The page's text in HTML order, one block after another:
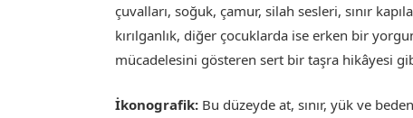
çuvalları, soğuk, çamur, silah sesleri, sınır
kırılganlık, diğer çocuklarda ise erken bir
mücadelesini gösteren sert bir taşra hikâyesi
İkonografik: Bu düzeyde at, sınır, yük ve